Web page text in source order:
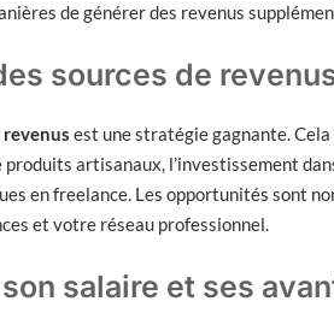
de générer des revenus
sources de
revenus est une stratégie gagnante.
artisanaux, l’investissement
en freelance. Les opportunités sont
et votre réseau professionnel.
salaire et ses